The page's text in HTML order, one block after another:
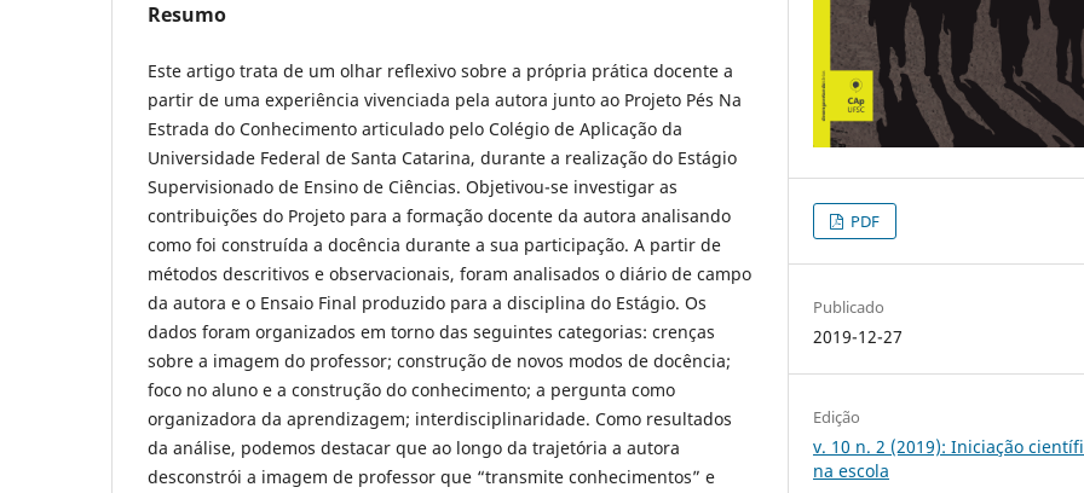
Resumo
Este artigo trata de um olhar reflexivo sobre a própria prática docente a
partir de uma experiência vivenciada pela autora junto ao Projeto Pés Na
Estrada do Conhecimento articulado pelo Colégio de Aplicação da
Universidade Federal de Santa Catarina, durante a realização do Estágio
Supervisionado de Ensino de Ciências. Objetivou-se investigar as
contribuições do Projeto para a formação docente da autora analisando
como foi construída a docência durante a sua participação. A partir de
métodos descritivos e observacionais, foram analisados o diário de campo
da autora e o Ensaio Final produzido para a disciplina do Estágio. Os
dados foram organizados em torno das seguintes categorias: crenças
sobre a imagem do professor; construção de novos modos de docência;
foco no aluno e a construção do conhecimento; a pergunta como
organizadora da aprendizagem; interdisciplinaridade. Como resultados
da análise, podemos destacar que ao longo da trajetória a autora
desconstrói a imagem de professor que “transmite conhecimentos” e
PDF
Publicado
2019-12-27
Edição
v. 10 n. 2 (2019): Iniciação
na escola